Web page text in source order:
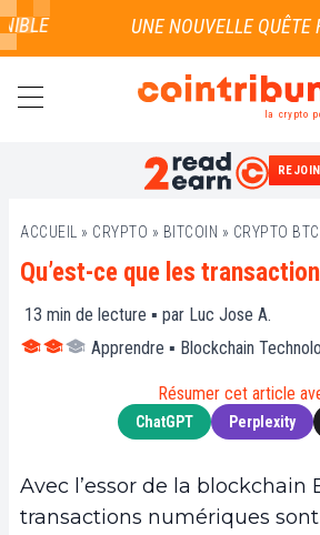
la crypto
ACCUEIL » CRYPTO » BITCOIN » CRYPTO BTC
Qu’est-ce que les
13 min de lecture ▪ par Luc Jose A.
Apprendre ▪ Blockchain
Résumer cet article
ChatGPT Perplexity
Avec l’essor de la blockchain
transactions numériques